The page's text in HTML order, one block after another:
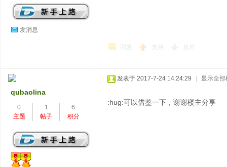
发消息
回复 支持 反对
qubaolina
0
主题
1
帖子
6
积分
发表于 2017-7-24 14:24:29 显示全部
:hug:可以借鉴一下，谢谢楼主分享